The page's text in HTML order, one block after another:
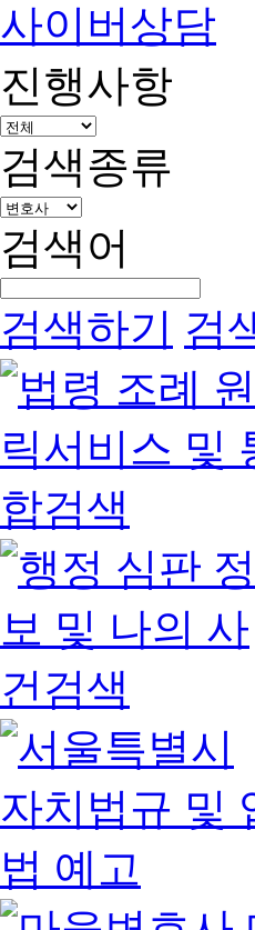
사이버상담
진행사항
검색종류
검색어
검색하기 검